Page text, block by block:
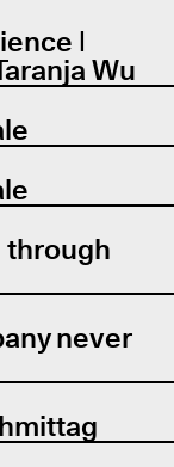
|
Wu
through
never